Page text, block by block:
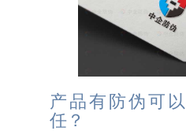
产品有防伪可
任？